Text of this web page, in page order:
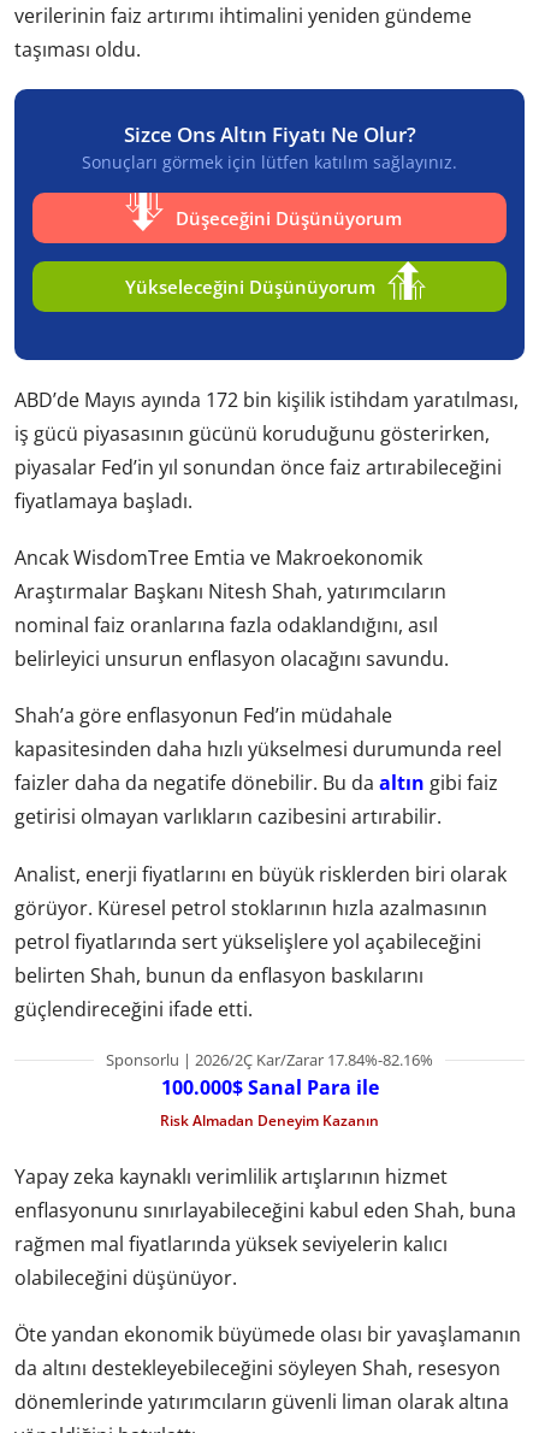
verilerinin faiz artırımı ihtimalini yeniden gündeme
taşıması oldu.
Sizce Ons Altın Fiyatı Ne Olur?
Sonuçları görmek için lütfen katılım sağlayınız.
Düşeceğini Düşünüyorum
Yükseleceğini Düşünüyorum
ABD’de Mayıs ayında 172 bin kişilik istihdam yaratılması,
iş gücü piyasasının gücünü koruduğunu gösterirken,
piyasalar Fed’in yıl sonundan önce faiz artırabileceğini
fiyatlamaya başladı.
Ancak WisdomTree Emtia ve Makroekonomik
Araştırmalar Başkanı Nitesh Shah, yatırımcıların
nominal faiz oranlarına fazla odaklandığını, asıl
belirleyici unsurun enflasyon olacağını savundu.
Shah’a göre enflasyonun Fed’in müdahale
kapasitesinden daha hızlı yükselmesi durumunda reel
faizler daha da negatife dönebilir. Bu da altın gibi faiz
getirisi olmayan varlıkların cazibesini artırabilir.
Analist, enerji fiyatlarını en büyük risklerden biri olarak
görüyor. Küresel petrol stoklarının hızla azalmasının
petrol fiyatlarında sert yükselişlere yol açabileceğini
belirten Shah, bunun da enflasyon baskılarını
güçlendireceğini ifade etti.
Sponsorlu | 2026/2Ç Kar/Zarar 17.84%-82.16%
100.000$ Sanal Para ile
Risk Almadan Deneyim Kazanın
Yapay zeka kaynaklı verimlilik artışlarının hizmet
enflasyonunu sınırlayabileceğini kabul eden Shah, buna
rağmen mal fiyatlarında yüksek seviyelerin kalıcı
olabileceğini düşünüyor.
Öte yandan ekonomik büyümede olası bir yavaşlamanın
da altını destekleyebileceğini söyleyen Shah, resesyon
dönemlerinde yatırımcıların güvenli liman olarak altına